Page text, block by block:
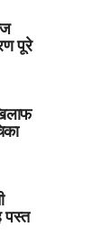
पूरे
पस्त